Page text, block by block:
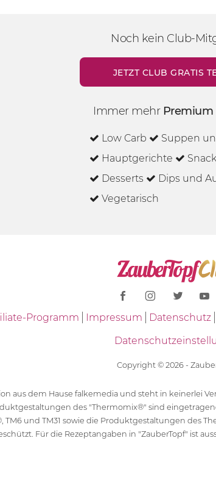
Noch kein Club-
JETZT CLUB GRATIS
Immer mehr Premium
Low Carb
Suppen
Hauptgerichte
Desserts
Dips und
Vegetarisch
Programm Impressum Datenschutz
Copyright © 2026 -
aus dem Hause falkemedia und steht in keinerlei
des "Thermomix®" sind
TM6 und TM31 sowie die Produktgestaltungen des
Für die Rezeptangaben in "ZauberTopf" ist